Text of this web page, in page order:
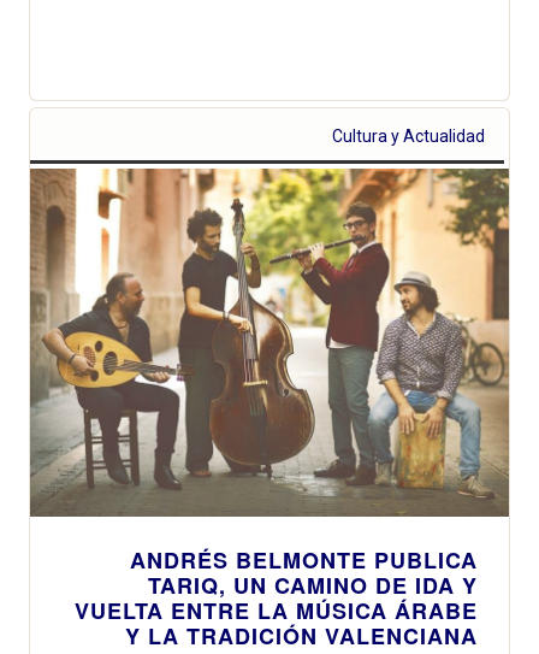
Cultura y Actualidad
ANDRÉS BELMONTE PUBLICA
TARIQ, UN CAMINO DE IDA Y
VUELTA ENTRE LA MÚSICA ÁRABE
Y LA TRADICIÓN VALENCIANA